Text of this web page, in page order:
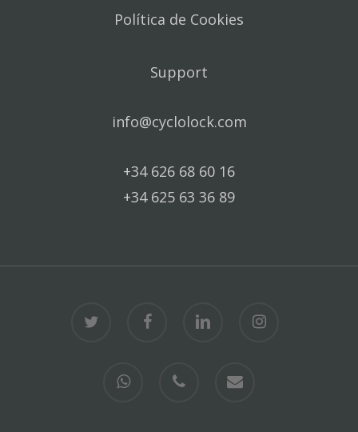
Política de Cookies
Support
info@cyclolock.com
+34 626 68 60 16
+34 625 63 36 89
facebook